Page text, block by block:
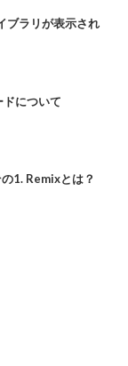
ブラリが表示され
について
1. Remixとは？